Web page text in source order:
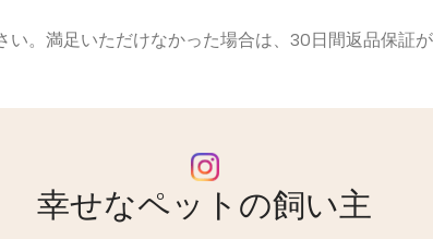
。満足いただけなかった場合は、30日間返品保証
幸せなペットの飼い主